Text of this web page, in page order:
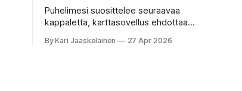
Puhelimesi suosittelee seuraavaa
kappaletta, karttasovellus ehdottaa
puolestasi, mitä olit ehkä sanomassa.
By Kari Jaaskelainen 27 Apr 2026